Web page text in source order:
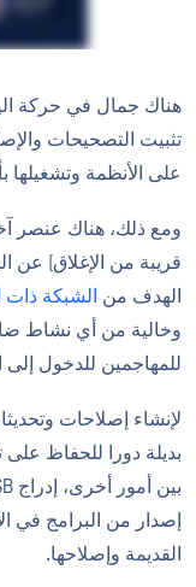
هناك جمال في حركة
تثبيت التصحيحات
على الأنظمة وتشغيلها
ومع ذلك، هناك عنصر
قريبة من الإغلاق) عن
الهدف من الشبكة ذات
وخالية من أي نشاط
للمهاجمين للدخول إلى
لإنشاء إصلاحات
بديلة دورا للحفاظ
إصدار من البرامج في
القديمة وإصلاحها.